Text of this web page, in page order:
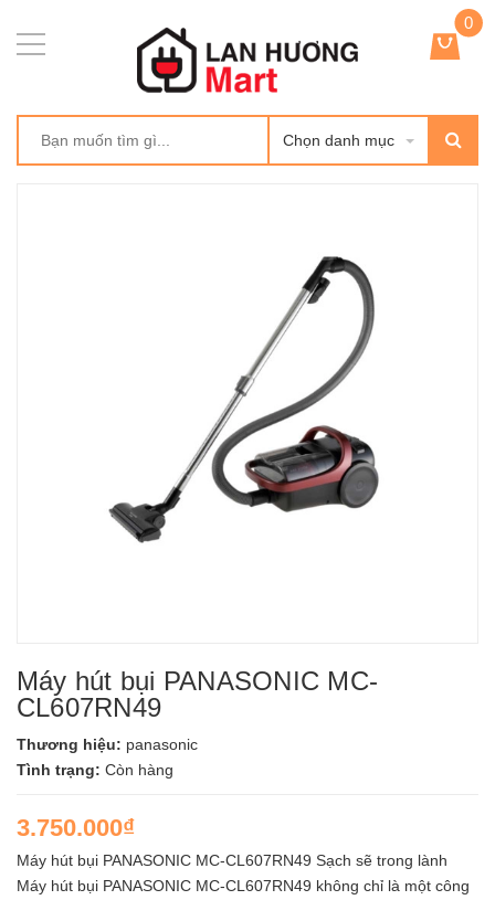
Chọn danh mục
0
Máy hút bụi PANASONIC MC-
CL607RN49
Thương hiệu: panasonic
Tình trạng: Còn hàng
3.750.000₫
Máy hút bụi PANASONIC MC-CL607RN49 Sạch sẽ trong lành
Máy hút bụi PANASONIC MC-CL607RN49 không chỉ là một công